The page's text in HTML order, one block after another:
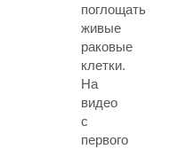
поглощать
живые
раковые
клетки.
На
видео
с
первого